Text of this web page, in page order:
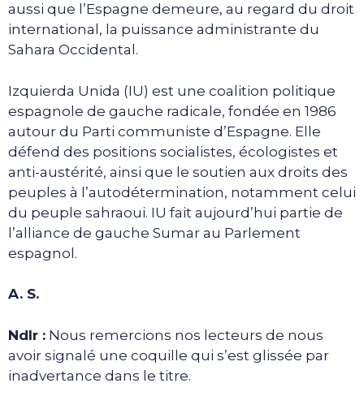
aussi que l’Espagne demeure, au regard du droit
international, la puissance administrante du
Sahara Occidental.
Izquierda Unida (IU) est une coalition politique
espagnole de gauche radicale, fondée en 1986
autour du Parti communiste d’Espagne. Elle
défend des positions socialistes, écologistes et
anti-austérité, ainsi que le soutien aux droits des
peuples à l’autodétermination, notamment celui
du peuple sahraoui. IU fait aujourd’hui partie de
l’alliance de gauche Sumar au Parlement
espagnol.
A. S.
Ndlr : Nous remercions nos lecteurs de nous
avoir signalé une coquille qui s’est glissée par
inadvertance dans le titre.